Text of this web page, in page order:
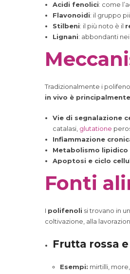
Acidi fenolici: come
Flavonoidi: il gruppo
Stilbeni: il più noto è il
Lignani: abbondanti
Tradizionalmente i
in vivo è
Vie di segnalazione
catalasi, glutatione
Infiammazione
Metabolismo lipidico
Apoptosi e ciclo
Fonti
I polifenoli si trovano in
coltivazione, alla
Frutta rossa
Esempi: mirtilli,